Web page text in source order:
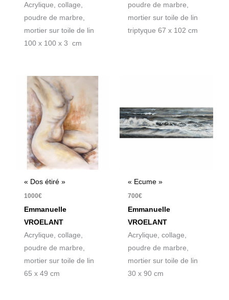
Acrylique, collage,
poudre de marbre,
mortier sur toile de lin
100 x 100 x 3 cm
poudre de marbre,
mortier sur toile de lin
triptyque 67 x 102 cm
« Dos étiré »
1000€
Emmanuelle
VROELANT
Acrylique, collage,
poudre de marbre,
mortier sur toile de lin
65 x 49 cm
« Ecume »
700€
Emmanuelle
VROELANT
Acrylique, collage,
poudre de marbre,
mortier sur toile de lin
30 x 90 cm